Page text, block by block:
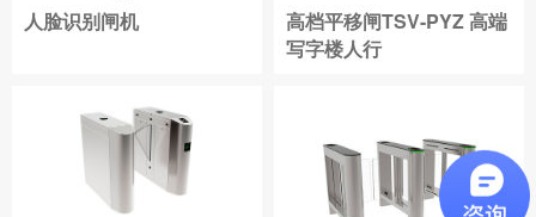
人脸识别闸机
高档平移闸TSV-PYZ 高端
写字楼人行